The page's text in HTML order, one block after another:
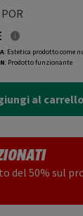
A: Estetica prodotto come
N: Prodotto funzionante
al carrello
del 50% sul